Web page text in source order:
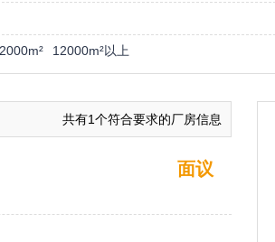
12000m²以上
共有1个符合要求的厂房信息
面议